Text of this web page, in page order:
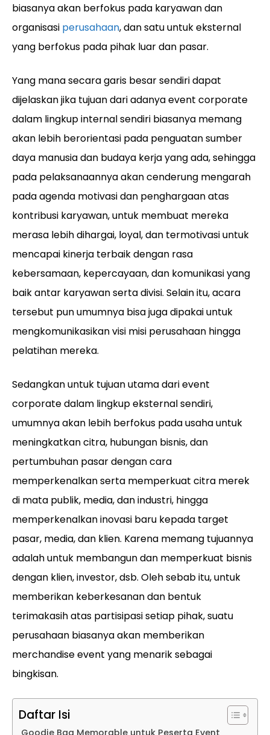
biasanya akan berfokus pada karyawan dan
organisasi perusahaan, dan satu untuk eksternal
yang berfokus pada pihak luar dan pasar.
Yang mana secara garis besar sendiri dapat
dijelaskan jika tujuan dari adanya event corporate
dalam lingkup internal sendiri biasanya memang
akan lebih berorientasi pada penguatan sumber
daya manusia dan budaya kerja yang ada, sehingga
pada pelaksanaannya akan cenderung mengarah
pada agenda motivasi dan penghargaan atas
kontribusi karyawan, untuk membuat mereka
merasa lebih dihargai, loyal, dan termotivasi untuk
mencapai kinerja terbaik dengan rasa
kebersamaan, kepercayaan, dan komunikasi yang
baik antar karyawan serta divisi. Selain itu, acara
tersebut pun umumnya bisa juga dipakai untuk
mengkomunikasikan visi misi perusahaan hingga
pelatihan mereka.
Sedangkan untuk tujuan utama dari event
corporate dalam lingkup eksternal sendiri,
umumnya akan lebih berfokus pada usaha untuk
meningkatkan citra, hubungan bisnis, dan
pertumbuhan pasar dengan cara
memperkenalkan serta memperkuat citra merek
di mata publik, media, dan industri, hingga
memperkenalkan inovasi baru kepada target
pasar, media, dan klien. Karena memang tujuannya
adalah untuk membangun dan memperkuat bisnis
dengan klien, investor, dsb. Oleh sebab itu, untuk
memberikan keberkesanan dan bentuk
terimakasih atas partisipasi setiap pihak, suatu
perusahaan biasanya akan memberikan
merchandise event yang menarik sebagai
bingkisan.
Daftar Isi
Goodie Bag Memorable untuk Peserta Event